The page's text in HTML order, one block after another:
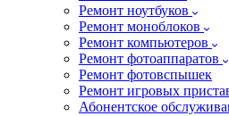
Ремонт ноутбуков
Ремонт моноблоков
Ремонт компьютеров
Ремонт фотоаппаратов
Ремонт фотовспышек
Ремонт игровых
Абонентское